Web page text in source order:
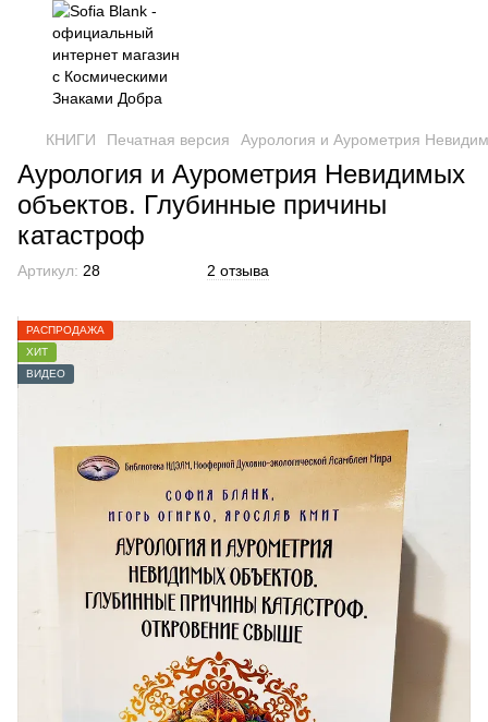
КНИГИ Печатная версия Аурология и Аурометрия
Аурология и Аурометрия Невидимых
объектов. Глубинные причины
катастроф
Артикул: 28 2 отзыва
РАСПРОДАЖА
ХИТ
ВИДЕО